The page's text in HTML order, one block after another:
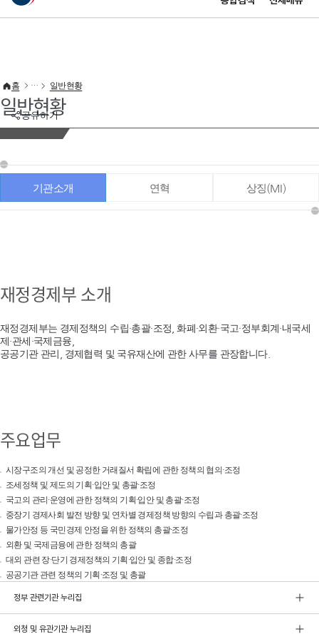
이 누리집은 대한민국 공식 전자정부 누리집입니다.
공유하기
홈 일반현황
일반현황
기관소개 연혁 상징(MI)
재정경제부 소개
재정경제부는 경제정책의 수립·총괄·조정, 화폐·외환·국고·정부회계·내국세
제·관세·국제금융,
공공기관 관리, 경제협력 및 국유재산에 관한 사무를 관장합니다.
주요업무
시장구조의 개선 및 공정한 거래질서 확립에 관한 정책의 협의·조정
조세정책 및 제도의 기획·입안 및 총괄·조정
국고의 관리·운영에 관한 정책의 기획·입안 및 총괄·조정
중장기 경제사회 발전 방향 및 연차별 경제정책 방향의 수립과 총괄·조정
물가안정 등 국민경제 안정을 위한 정책의 총괄·조정
외환 및 국제금융에 관한 정책의 총괄
대외 관련 장·단기 경제정책의 기획·입안 및 종합·조정
공공기관 관련 정책의 기획·조정 및 총괄
정부 관련기관 누리집
외청 및 유관기관 누리집